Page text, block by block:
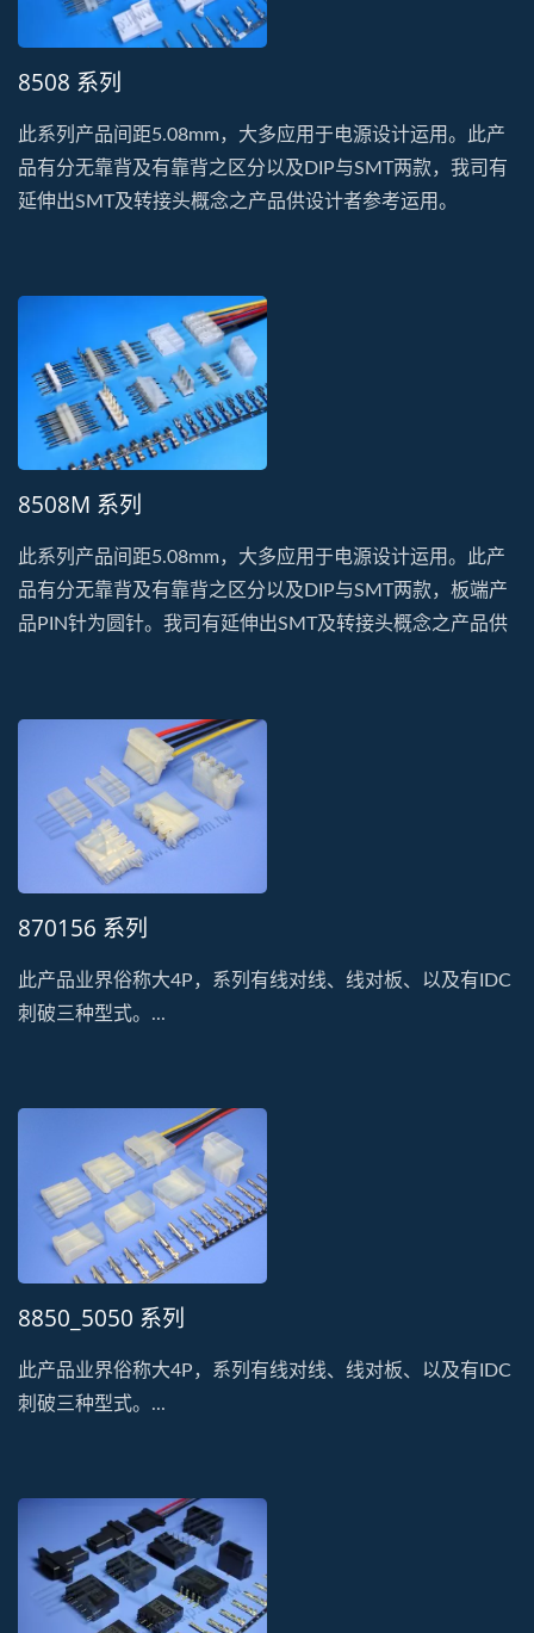
8508 系列
此系列产品间距5.08mm，大多应用于电源设计运用。此产
品有分无靠背及有靠背之区分以及DIP与SMT两款，我司有
延伸出SMT及转接头概念之产品供设计者参考运用。
8508M 系列
此系列产品间距5.08mm，大多应用于电源设计运用。此产
品有分无靠背及有靠背之区分以及DIP与SMT两款，板端产
品PIN针为圆针。我司有延伸出SMT及转接头概念之产品供
870156 系列
此产品业界俗称大4P，系列有线对线、线对板、以及有IDC
刺破三种型式。...
8850_5050 系列
此产品业界俗称大4P，系列有线对线、线对板、以及有IDC
刺破三种型式。...